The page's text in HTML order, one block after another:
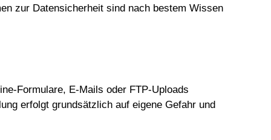
zur Datensicherheit sind nach bestem Wissen
Formulare, E-Mails oder FTP-Uploads
erfolgt grundsätzlich auf eigene Gefahr und